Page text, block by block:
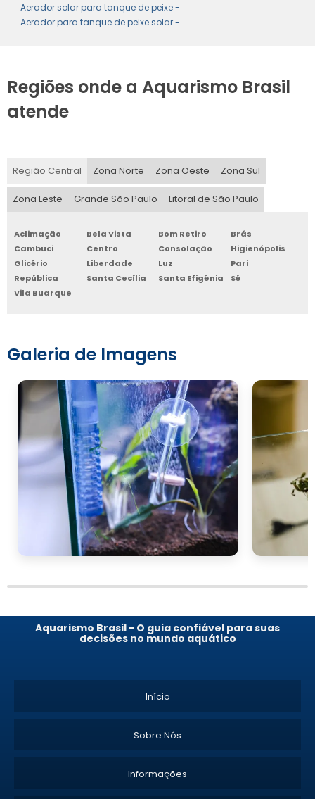
Aerador solar para tanque de peixe -
Aerador para tanque de peixe solar -
Regiões onde a Aquarismo Brasil
atende
Região Central Zona Norte Zona Oeste Zona Sul
Zona Leste Grande São Paulo Litoral de São Paulo
Aclimação Bela Vista Bom Retiro
Brás
Cambuci
Centro Consolação
Higienópolis
Glicério
Liberdade Luz
Pari
República
Santa Cecília Santa Efigênia
Sé
Vila Buarque
Galeria de Imagens
Aquarismo Brasil - O guia confiável para suas
decisões no mundo aquático
Início
Sobre Nós
Informações